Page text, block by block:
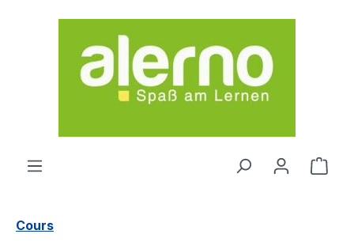
Passer au contenu principal
Le
Cours